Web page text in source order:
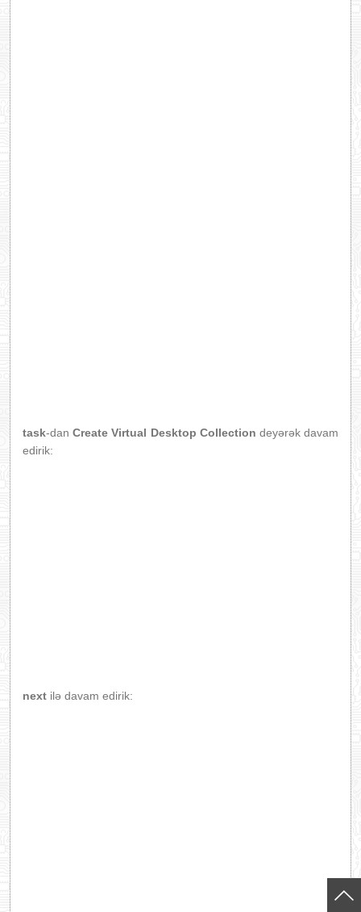
task-dan Create Virtual Desktop Collection deyərək davam
edirik:
next ilə davam edirik: